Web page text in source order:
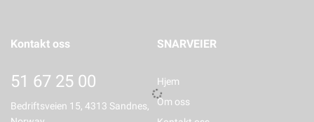
Kontakt oss
51 67 25 00
Bedriftsveien 15, 4313 Sandnes,
SNARVEIER
Hjem
Om oss